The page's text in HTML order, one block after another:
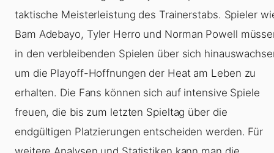
taktische Meisterleistung des Trainerstabs. Spieler
Bam Adebayo, Tyler Herro und Norman Powell
in den verbleibenden Spielen über sich
um die Playoff-Hoffnungen der Heat am Leben zu
erhalten. Die Fans können sich auf intensive Spiele
freuen, die bis zum letzten Spieltag über die
endgültigen Platzierungen entscheiden werden. Für